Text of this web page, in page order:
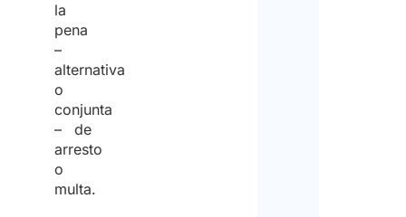
la
pena
–
alternativa
o
conjunta
– de
arresto
o
multa.